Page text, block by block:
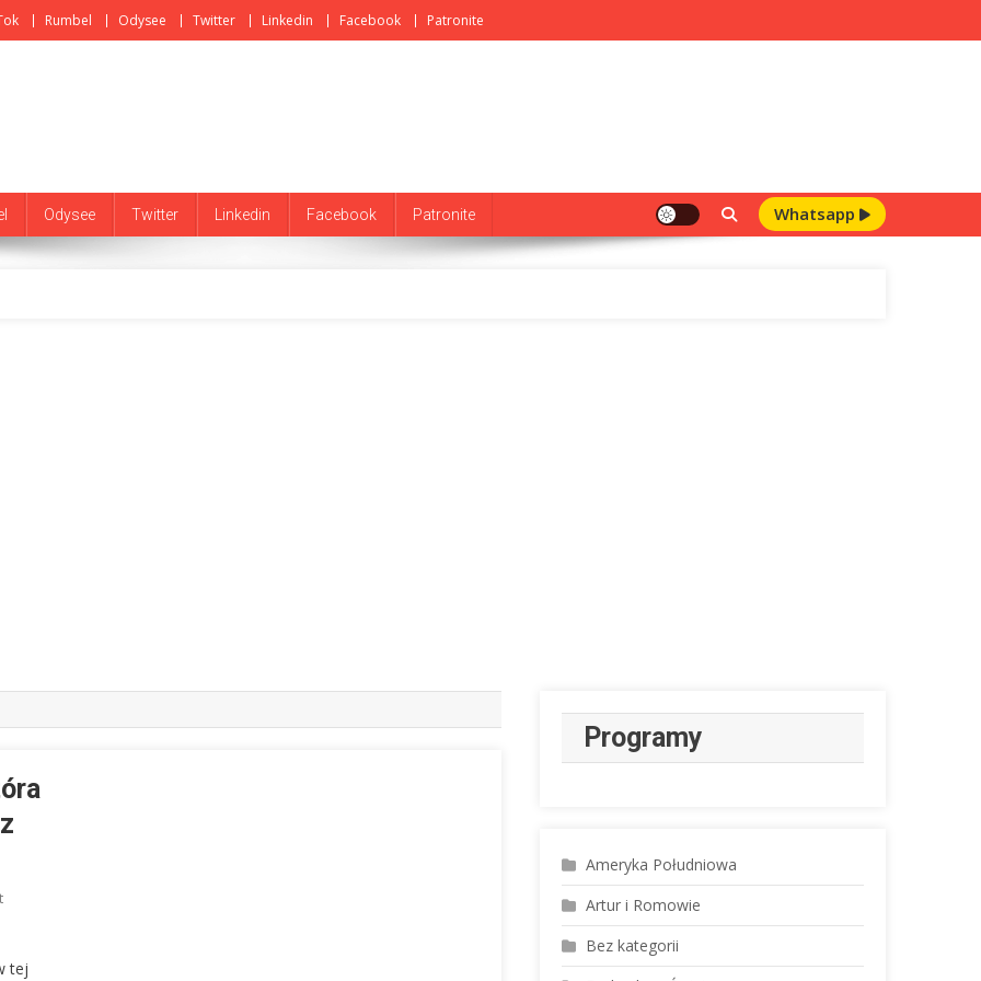
Rumbel Odysee Twitter Linkedin Facebook Patronite
Odysee Twitter Linkedin Facebook Patronite Whatsapp
On
–tej
Programy
Ameryka Południowa
Artur i Romowie
Bez kategorii